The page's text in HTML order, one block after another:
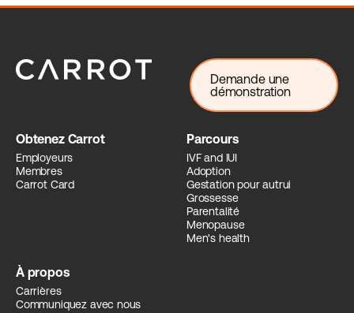
Demande une
démonstration
Obtenez Carrot
Employeurs
Membres
Carrot Card
Parcours
IVF and IUI
Adoption
Gestation pour autrui
Grossesse
Parentalité
Menopause
Men's health
À propos
Carrières
Communiquez avec nous